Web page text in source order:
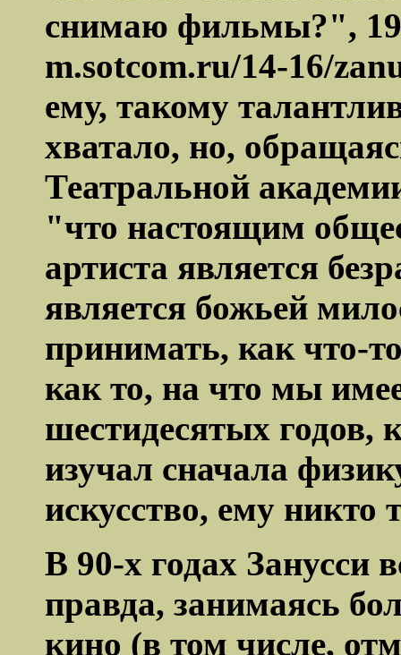
снимаю фильмы?",
m.sotcom.ru/14-16/
ему, такому
хватало, но,
Театральной
"что настоящим
артиста является
является божьей
принимать, как что-
как то, на что мы
шестидесятых годов,
изучал сначала
искусство, ему никто
В 90-х годах Занусси
правда, занимаясь
кино (в том числе,